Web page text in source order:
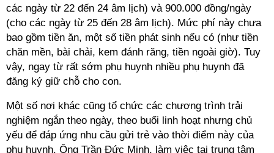
các ngày từ 22 đến 24 âm lịch) và 900.000 đồng/ngày
(cho các ngày từ 25 đến 28 âm lịch). Mức phí này chưa
bao gồm tiền ăn, một số tiền phát sinh nếu có (như tiền
chăn mền, bài chải, kem đánh răng, tiền ngoài giờ). Tuy
vậy, ngay từ rất sớm phụ huynh nhiều phụ huynh đã
đăng ký giữ chỗ cho con.
Một số nơi khác cũng tổ chức các chương trình trải
nghiệm ngắn theo ngày, theo buổi linh hoạt nhưng chủ
yếu để đáp ứng nhu cầu gửi trẻ vào thời điểm này của
phụ huynh. Ông Trần Đức Minh, làm việc tại trung tâm